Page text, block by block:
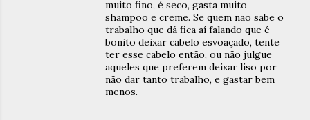
muito fino, é seco, gasta muito
shampoo e creme. Se quem não sabe o
trabalho que dá fica aí falando que é
bonito deixar cabelo esvoaçado, tente
ter esse cabelo então, ou não julgue
aqueles que preferem deixar liso por
não dar tanto trabalho, e gastar bem
menos.